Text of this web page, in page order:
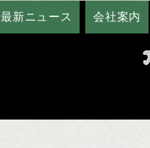
最新ニュース 会社案内